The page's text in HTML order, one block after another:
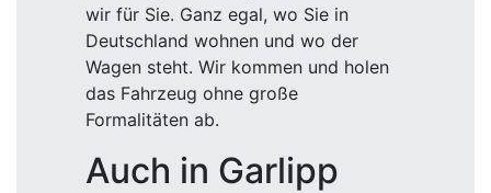
wir für Sie. Ganz egal, wo Sie in
Deutschland wohnen und wo der
Wagen steht. Wir kommen und holen
das Fahrzeug ohne große
Formalitäten ab.
Auch in Garlipp